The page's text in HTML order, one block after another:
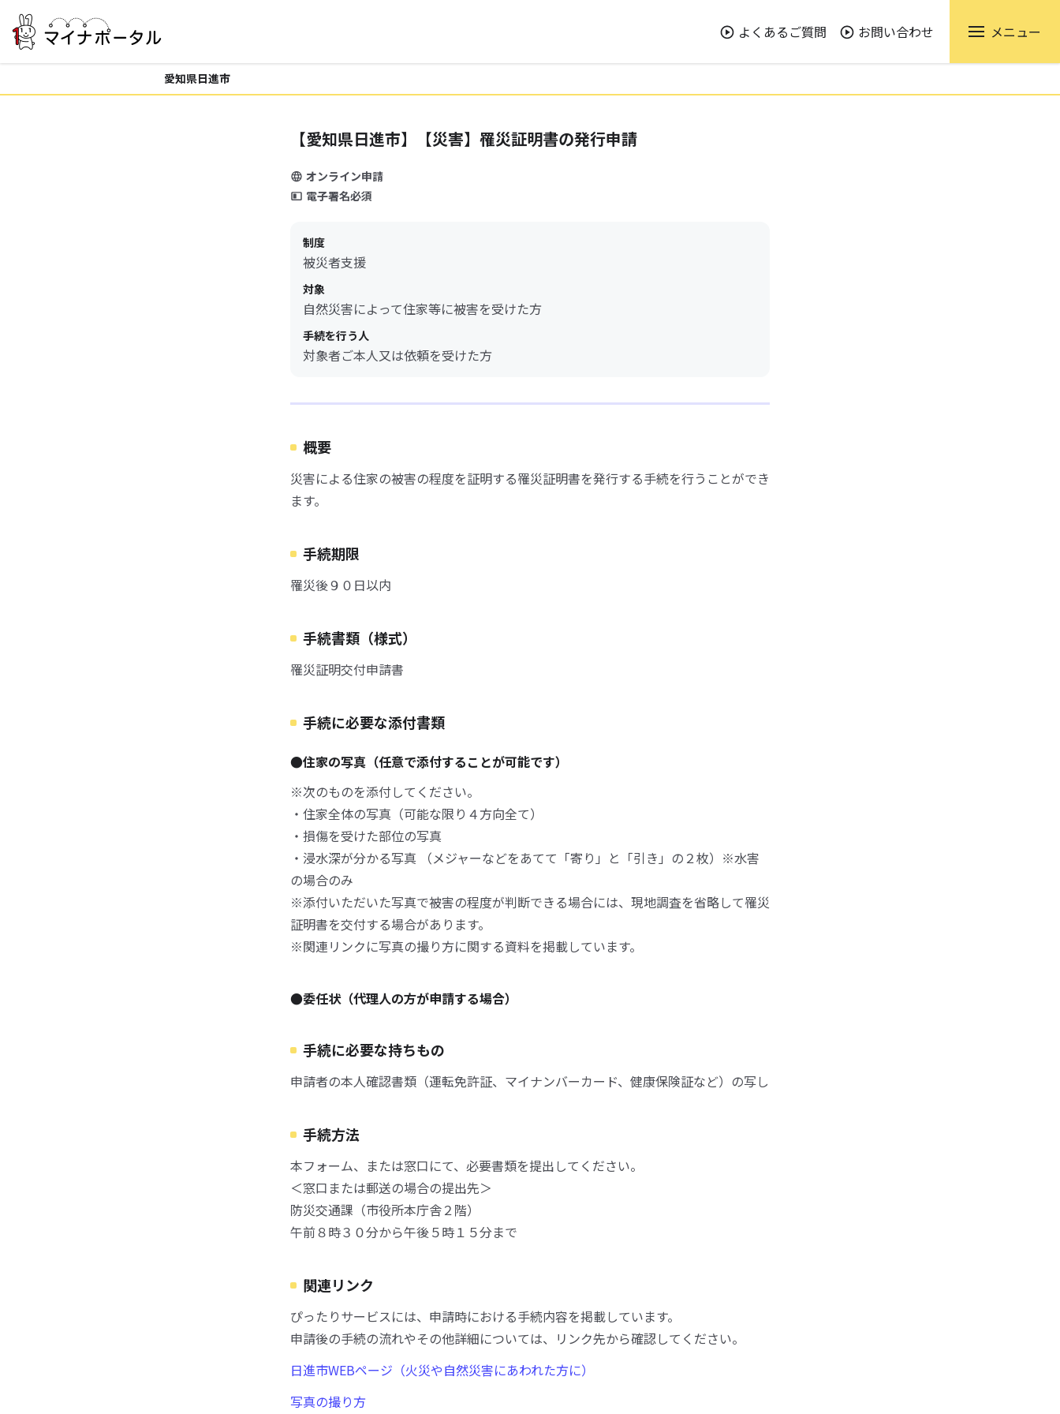
よくあるご質問 お問い合わせ メニュー
愛知県日進市
【愛知県日進市】【災害】罹災証明書の発行申請
オンライン申請
電子署名必須
制度
被災者支援
対象
自然災害によって住家等に被害を受けた方
手続を行う人
対象者ご本人又は依頼を受けた方
概要
災害による住家の被害の程度を証明する罹災証明書を発行する手続を行うことができ
ます。
手続期限
罹災後９０日以内
手続書類（様式）
罹災証明交付申請書
手続に必要な添付書類
●住家の写真（任意で添付することが可能です）
※次のものを添付してください。
・住家全体の写真（可能な限り４方向全て）
・損傷を受けた部位の写真
・浸水深が分かる写真 （メジャーなどをあてて「寄り」と「引き」の２枚）※水害
の場合のみ
※添付いただいた写真で被害の程度が判断できる場合には、現地調査を省略して罹災
証明書を交付する場合があります。
※関連リンクに写真の撮り方に関する資料を掲載しています。
●委任状（代理人の方が申請する場合）
手続に必要な持ちもの
申請者の本人確認書類（運転免許証、マイナンバーカード、健康保険証など）の写し
手続方法
本フォーム、または窓口にて、必要書類を提出してください。
＜窓口または郵送の場合の提出先＞
防災交通課（市役所本庁舎２階）
午前８時３０分から午後５時１５分まで
関連リンク
ぴったりサービスには、申請時における手続内容を掲載しています。
申請後の手続の流れやその他詳細については、リンク先から確認してください。
日進市WEBページ（火災や自然災害にあわれた方に）
写真の撮り方